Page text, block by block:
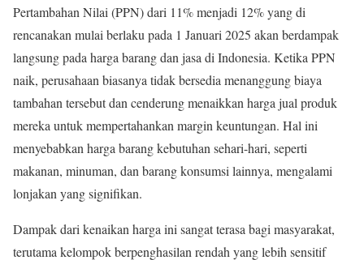
Pertambahan Nilai (PPN) dari 11% menjadi 12% yang di
rencanakan mulai berlaku pada 1 Januari 2025 akan berdampak
langsung pada harga barang dan jasa di Indonesia. Ketika PPN
naik, perusahaan biasanya tidak bersedia menanggung biaya
tambahan tersebut dan cenderung menaikkan harga jual produk
mereka untuk mempertahankan margin keuntungan. Hal ini
menyebabkan harga barang kebutuhan sehari-hari, seperti
makanan, minuman, dan barang konsumsi lainnya, mengalami
lonjakan yang signifikan.
Dampak dari kenaikan harga ini sangat terasa bagi masyarakat,
terutama kelompok berpenghasilan rendah yang lebih sensitif